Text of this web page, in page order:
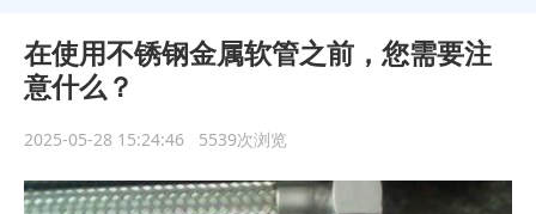
在使用不锈钢金属软管之前，您需要注
意什么？
2025-05-28 15:24:46 5539次浏览